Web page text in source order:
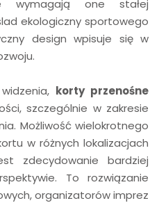
wymagają one stałej
ekologiczny sportowego
design wpisuje się w
korty przenośne
szczególnie w zakresie
Możliwość wielokrotnego
w różnych lokalizacjach
zdecydowanie bardziej
To rozwiązanie
organizatorów imprez